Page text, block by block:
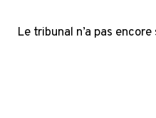
Le tribunal n’a pas